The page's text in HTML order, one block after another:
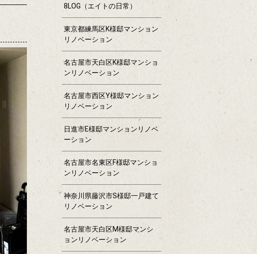
8LOG（エイトの日常）
東京都練馬区K様邸マンション
リノベーション
名古屋市天白区K様邸マンショ
ンリノベーション
名古屋市西区Y様邸マンション
リノベーション
日進市E様邸マンションリノベ
ーション
名古屋市名東区F様邸マンショ
ンリノベーション
神奈川県藤沢市S様邸一戸建て
リノベーション
名古屋市天白区M様邸マンシ
ョンリノベーション